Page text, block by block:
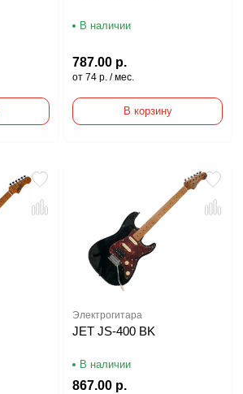
В наличии
787.00 р.
от 74 р. / мес.
В корзину
Электрогитара
JET JS-400 BK
В наличии
867.00 р.